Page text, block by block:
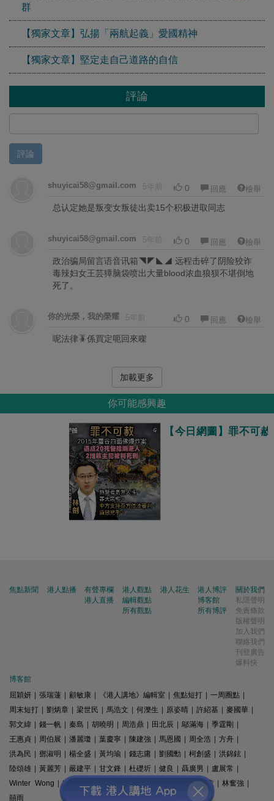
群
【獨家文章】弘揚「兩航起義」愛國精神
【獨家文章】堅定走自己道路的自信
評論
評論
shuyicai58@gmail.com 5年前 0 回應 檢舉
总认定她是叛变女叛徒出卖15个积极进取同志
shuyicai58@gmail.com 5年前 0 回應 檢舉
政治骗局留言语音讯箱◥◤◣◢ 远程击碎了阴险狡诈
毒辣妇女王芸獐脑袋喷出大量blood浓血狼狈不堪倒地
死了。
你的光榮，我的榮耀 5年前 0 回應 檢舉
呢法律🪳係買定呃回來㗎
加載更多
你可能感興趣
【今日網圖】罪不可赦
焦點新聞 港人點播
有聲專欄
港人直播
港人觀點
編輯觀點
所有觀點
港人花生
港人博評
博客館
所有博評
關於我們
私隱聲明
免責條款
版權聲明
加入我們
聯絡我們
刊登廣告
爆料快
博客館
屈穎妍
張瑞蓮 顧敏康 《港人講地》編輯室 焦點短打 一周圈點
周末短打
劉炳章 梁世民 馬浩文 何濼生 原姿晴 許紹基 麥國華
郭文緯
錢一帆 秦島 胡曉明 周浩鼎 田北辰 鄔滿海 季霆剛
王惠貞
周伯展 潘麗瓊 葉慶寧 陳建強 馬恩國 周全浩 方舟
洪為民
鄧淑明 楊全盛 黃均瑜 錢志庸 劉國勳 柯創盛 洪錦鉉
陸頌雄
黃麗芳 嚴建平 甘文鋒 杜礎圻 健良 聶廣男 盧展常
Winter Wong
K2 梁文新 羅崑 姚銘 精選文章 林奮強
囍雨